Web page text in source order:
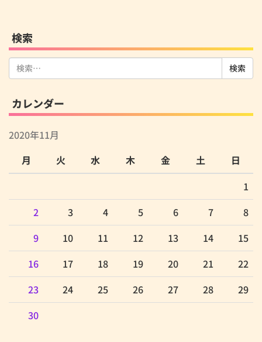
検索
検
索:
カレンダー
2020年11月
月
火 水 木 金 土
日
1
2
3 4 5 6 7
8
9
10 11 12 13 14
15
16
17 18 19 20 21
22
23
24 25 26 27 28
29
30